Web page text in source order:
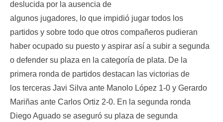
deslucida por la ausencia de
algunos jugadores, lo que impidió jugar todos los
partidos y sobre todo que otros compañeros pudieran
haber ocupado su puesto y aspirar así a subir a segunda
o defender su plaza en la categoría de plata. De la
primera ronda de partidos destacan las victorias de
los terceras Javi Silva ante Manolo López 1-0 y Gerardo
Mariñas ante Carlos Ortiz 2-0. En la segunda ronda
Diego Aguado se aseguró su plaza de segunda